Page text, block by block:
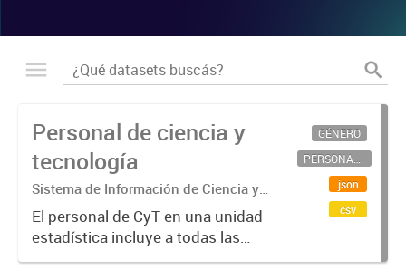
Personal de ciencia y
tecnología
Sistema de Información de Ciencia y
Tecnología Argentino (SICYTAR)
El personal de CyT en una unidad
estadística incluye a todas las
personas involucradas
GÉNERO
PERSONAL CIENTÍFICO-TECNOLÓGICO
json
csv